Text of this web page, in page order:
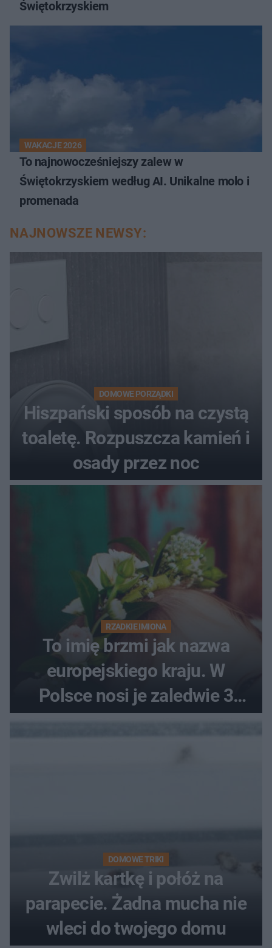
Świętokrzyskiem
WAKACJE 2026
To najnowocześniejszy zalew w
Świętokrzyskiem według AI. Unikalne molo i
promenada
NAJNOWSZE NEWSY:
DOMOWE PORZĄDKI
Hiszpański sposób na czystą
toaletę. Rozpuszcza kamień i
osady przez noc
RZADKIE IMIONA
To imię brzmi jak nazwa
europejskiego kraju. W
Polsce nosi je zaledwie 3
kobiety
DOMOWE TRIKI
Zwilż kartkę i połóż na
parapecie. Żadna mucha nie
wleci do twojego domu